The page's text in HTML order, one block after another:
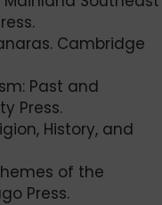
Cambridge
Past and
Press.
History, and
of the
Press.